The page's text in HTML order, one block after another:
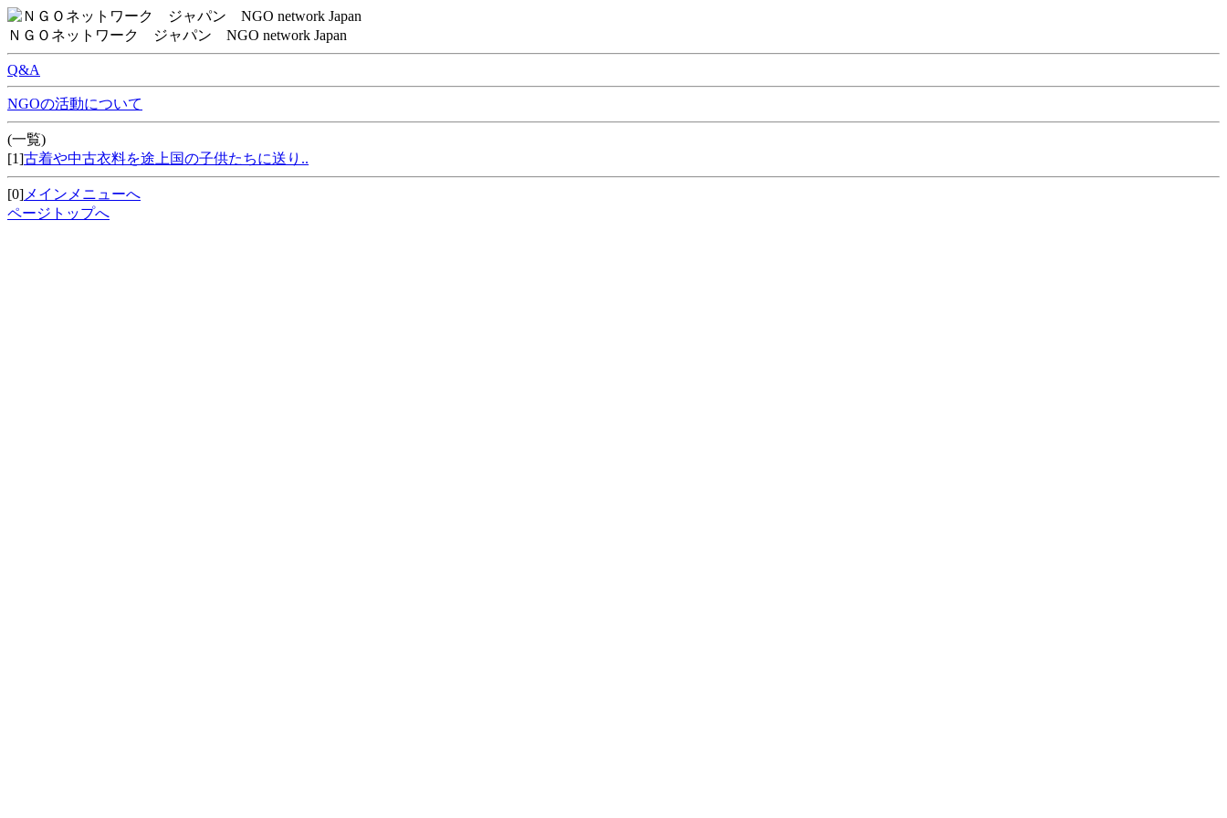
ＮＧＯネットワーク ジャパン NGO network Japan
Q&A
NGOの活動について
(一覧)
[1]古着や中古衣料を途上国の子供たちに送り..
[0] メインメニューへ
ページトップへ